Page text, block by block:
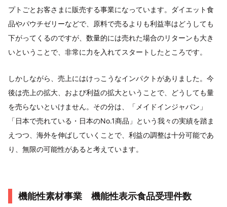
プトごとお客さまに販売する事業になっています。ダイエット食
品やパウチゼリーなどで、原料で売るよりも利益率はどうしても
下がってくるのですが、数量的には売れた場合のリターンも大き
いということで、非常に力を入れてスタートしたところです。
しかしながら、売上にはけっこうなインパクトがありました。今
後は売上の拡大、および利益の拡大ということで、どうしても量
を売らないといけません。その分は、「メイドインジャパン」
「日本で売れている・日本のNo.1商品」という我々の実績を踏ま
えつつ、海外を伸ばしていくことで、利益の調整は十分可能であ
り、無限の可能性があると考えています。
機能性素材事業 機能性表示食品受理件数